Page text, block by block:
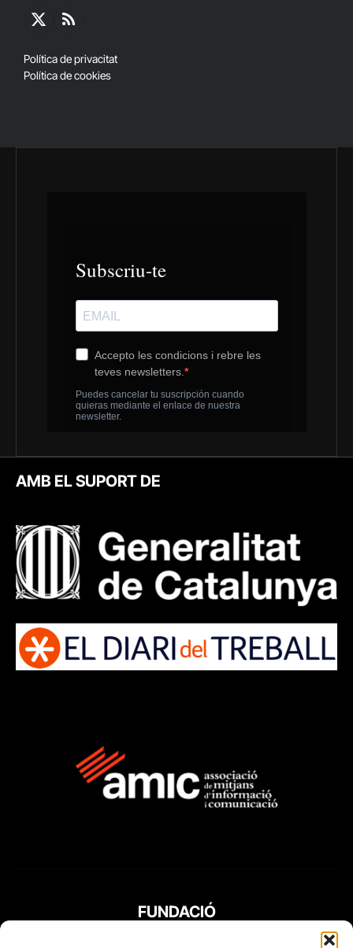
X
RSS
Política de privacitat
Política de cookies
AMB EL SUPORT DE
FUNDACIÓ